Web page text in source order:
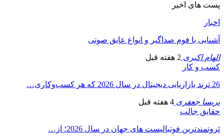
پست های اخیر
اخبار
آشنایی با فوم صداگیر و انواع عایق صوتی
الهام اکبری 2 هفته قبل
کسب و کار
26 ترند بازاریابی دیجیتال در سال 2026 که هر کسب‌وکاری…
پریسا جعفری 4 هفته قبل
حقایق جالب
ثروتمندترین فوتبالیست های جهان در سال 2026؛ از…